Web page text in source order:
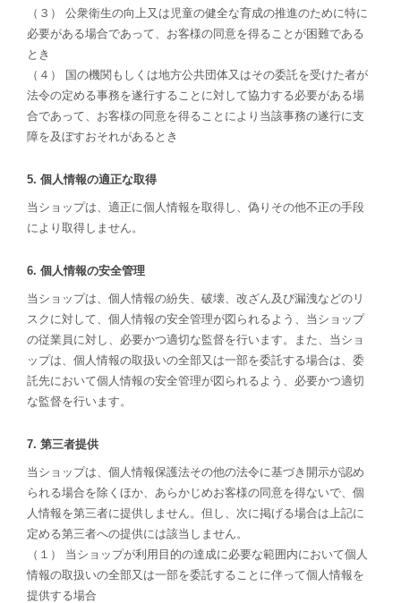
（３） 公衆衛生の向上又は児童の健全な育成の推進のために特に
必要がある場合であって、お客様の同意を得ることが困難である
とき
（４） 国の機関もしくは地方公共団体又はその委託を受けた者が
法令の定める事務を遂行することに対して協力する必要がある場
合であって、お客様の同意を得ることにより当該事務の遂行に支
障を及ぼすおそれがあるとき
5. 個人情報の適正な取得
当ショップは、適正に個人情報を取得し、偽りその他不正の手段
により取得しません。
6. 個人情報の安全管理
当ショップは、個人情報の紛失、破壊、改ざん及び漏洩などのリ
スクに対して、個人情報の安全管理が図られるよう、当ショップ
の従業員に対し、必要かつ適切な監督を行います。また、当ショ
ップは、個人情報の取扱いの全部又は一部を委託する場合は、委
託先において個人情報の安全管理が図られるよう、必要かつ適切
な監督を行います。
7. 第三者提供
当ショップは、個人情報保護法その他の法令に基づき開示が認め
られる場合を除くほか、あらかじめお客様の同意を得ないで、個
人情報を第三者に提供しません。但し、次に掲げる場合は上記に
定める第三者への提供には該当しません。
（１） 当ショップが利用目的の達成に必要な範囲内において個人
情報の取扱いの全部又は一部を委託することに伴って個人情報を
提供する場合